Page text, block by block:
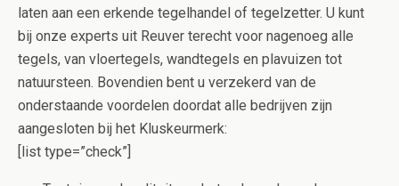
laten aan een erkende tegelhandel of tegelzetter. U kunt
bij onze experts uit Reuver terecht voor nagenoeg alle
tegels, van vloertegels, wandtegels en plavuizen tot
natuursteen. Bovendien bent u verzekerd van de
onderstaande voordelen doordat alle bedrijven zijn
aangesloten bij het Kluskeurmerk:
[list type=”check”]